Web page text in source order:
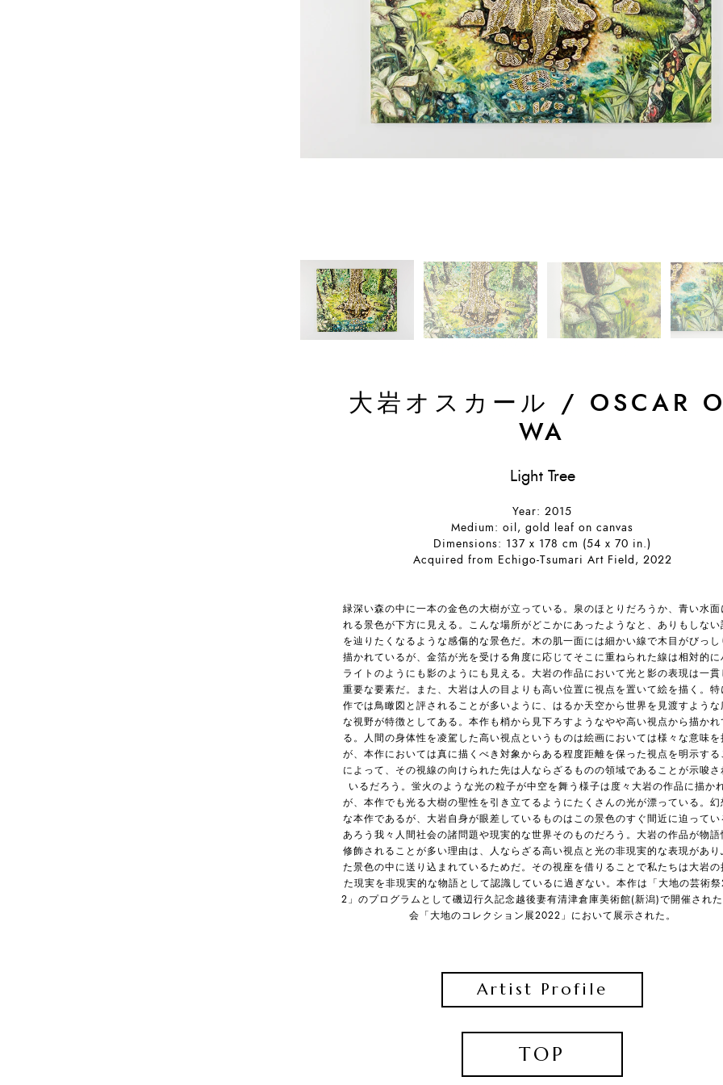
大岩オスカール / OSCAR
WA
Light Tree
Year: 2015
Medium: oil, gold leaf on canvas
Dimensions: 137 x 178 cm (54 x 70 in.)
Acquired from Echigo-Tsumari Art Field, 2022
緑深い森の中に一本の金色の大樹が立っている。泉のほとりだろうか、青い水面
れる景色が下方に見える。こんな場所がどこかにあったようなと、ありもしない
を辿りたくなるような感傷的な景色だ。木の肌一面には細かい線で木目がびっし
描かれているが、金箔が光を受ける角度に応じてそこに重ねられた線は相対的に
ライトのようにも影のようにも見える。大岩の作品において光と影の表現は一貫
重要な要素だ。また、大岩は人の目よりも高い位置に視点を置いて絵を描く。特
作では鳥瞰図と評されることが多いように、はるか天空から世界を見渡すような
な視野が特徴としてある。本作も梢から見下ろすようなやや高い視点から描かれ
る。人間の身体性を凌駕した高い視点というものは絵画においては様々な意味を
が、本作においては真に描くべき対象からある程度距離を保った視点を明示する
によって、その視線の向けられた先は人ならざるものの領域であることが示唆さ
いるだろう。蛍火のような光の粒子が中空を舞う様子は度々大岩の作品に描か
が、本作でも光る大樹の聖性を引き立てるようにたくさんの光が漂っている。幻
な本作であるが、大岩自身が眼差しているものはこの景色のすぐ間近に迫ってい
あろう我々人間社会の諸問題や現実的な世界そのものだろう。大岩の作品が物語
修飾されることが多い理由は、人ならざる高い視点と光の非現実的な表現があり
た景色の中に送り込まれているためだ。その視座を借りることで私たちは大岩の
た現実を非現実的な物語として認識しているに過ぎない。本作は「大地の芸術
2」のプログラムとして磯辺行久記念越後妻有清津倉庫美術館(新潟)で開催され
会「大地のコレクション展2022」において展示された。
Artist Profile
TOP